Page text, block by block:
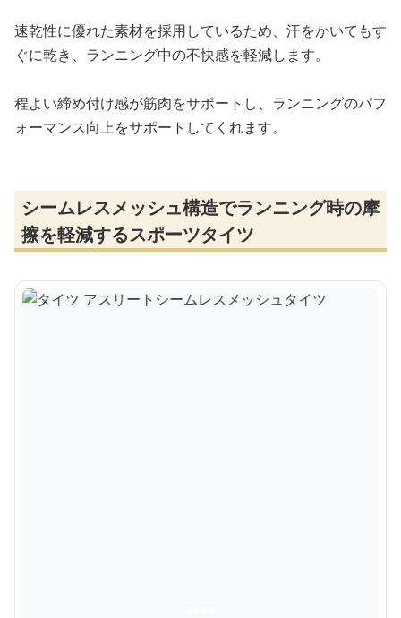
速乾性に優れた素材を採用しているため、汗をかいてもす
ぐに乾き、ランニング中の不快感を軽減します。
程よい締め付け感が筋肉をサポートし、ランニングのパフ
ォーマンス向上をサポートしてくれます。
シームレスメッシュ構造でランニング時の摩
擦を軽減するスポーツタイツ